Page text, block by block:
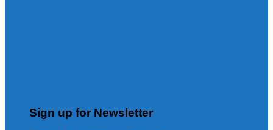
Sign up for Newsletter